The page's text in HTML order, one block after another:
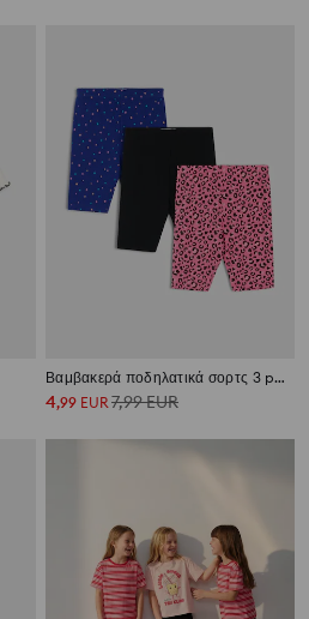
Βαμβακερά ποδηλατικά σορτς 3 pack
4,99 EUR 7,99EUR